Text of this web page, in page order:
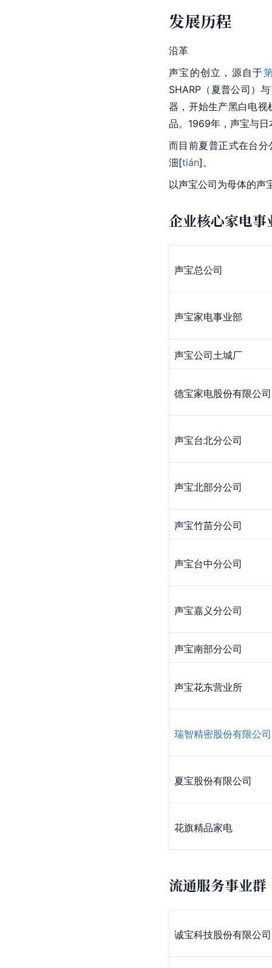
发展历程
沿革
声宝的创立，源自于
SHARP（夏普公司）与
器，开始生产黑白电
品。1969年，声宝与
而目前夏普正式在台
沺[tián] 。
以声宝公司为母体的声
企业核心家电事
声宝总公司
声宝家电事业部
声宝公司土城厂
德宝家电股份有限公司
声宝台北分公司
声宝北部分公司
声宝竹苗分公司
声宝台中分公司
声宝嘉义分公司
声宝南部分公司
声宝花东营业所
瑞智精密股份有限公司
夏宝股份有限公司
花旗精品家电
流通服务事业群
诚宝科技股份有限公司